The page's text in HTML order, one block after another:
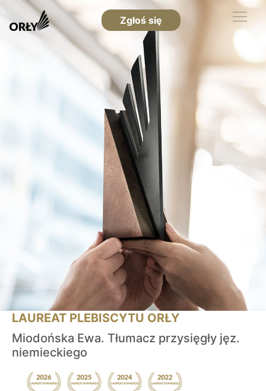
Zgłoś się
LAUREAT PLEBISCYTU ORŁY
Miodońska Ewa. Tłumacz przysięgły jęz.
niemieckiego